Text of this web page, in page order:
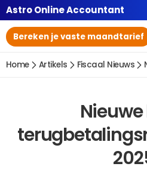
Astro Online Accountant
Bereken je vaste maandtarief
Home Artikels Fiscaal Nieuws